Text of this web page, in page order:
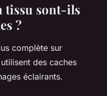
tissu sont-ils
?
complète sur
des caches
éclairants.